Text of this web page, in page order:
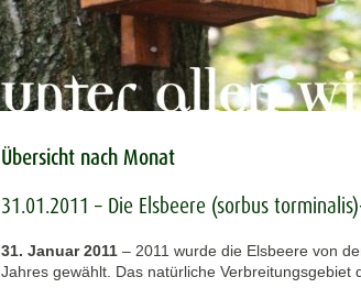
Übersicht nach Monat
31.01.2011 – Die Elsbeere (sorbus
31. Januar 2011 – 2011 wurde die Elsbeere von
Jahres gewählt. Das natürliche Verbreitungsgebiet